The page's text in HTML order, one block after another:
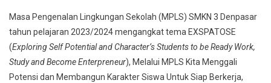
Masa Pengenalan Lingkungan Sekolah (MPLS) SMKN 3 Denpasar
tahun pelajaran 2023/2024 mengangkat tema EXSPATOSE
(ExploringSelfPotential and Character’s Students to be Ready Work,
Study and Become Enterpreneur), Melalui MPLS Kita Menggali
Potensi dan Membangun Karakter Siswa Untuk Siap Berkerja,